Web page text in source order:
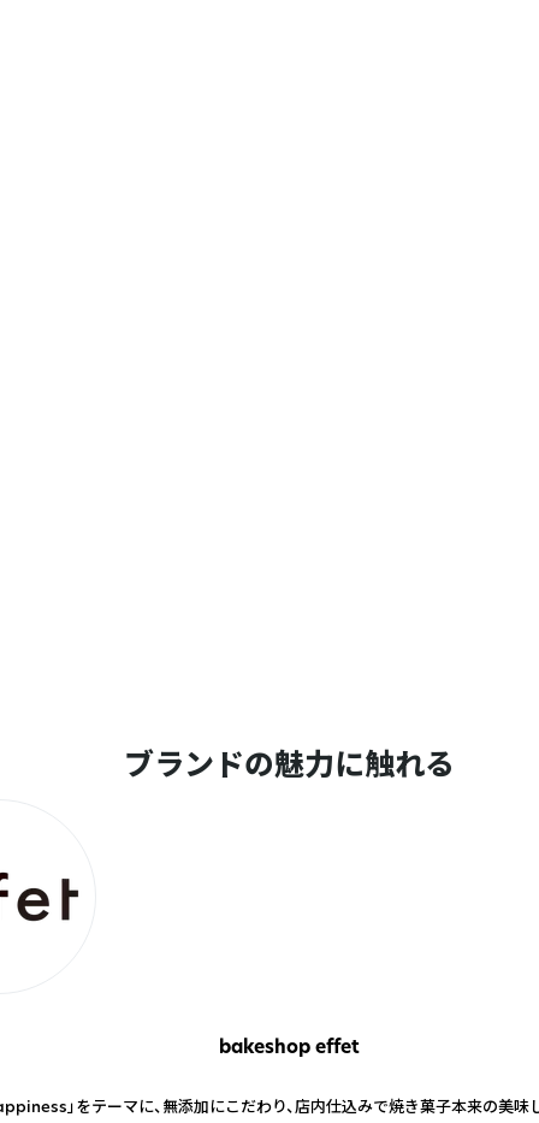
ブランドの魅力に触れる
bakeshop effet
」をテーマに、無添加にこだわり、店内仕込みで焼き菓子本来の美味